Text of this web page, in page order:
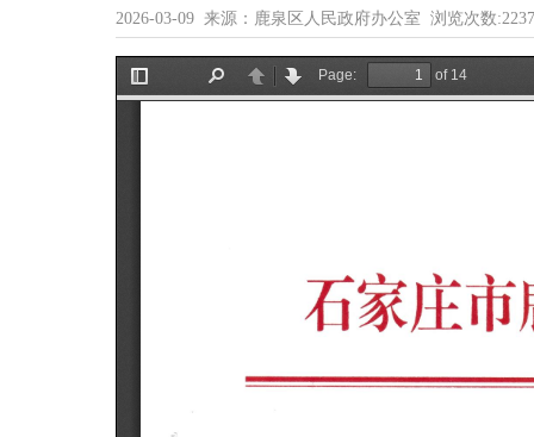
2026-03-09 来源：鹿泉区人民政府办公室 浏览次数:2237